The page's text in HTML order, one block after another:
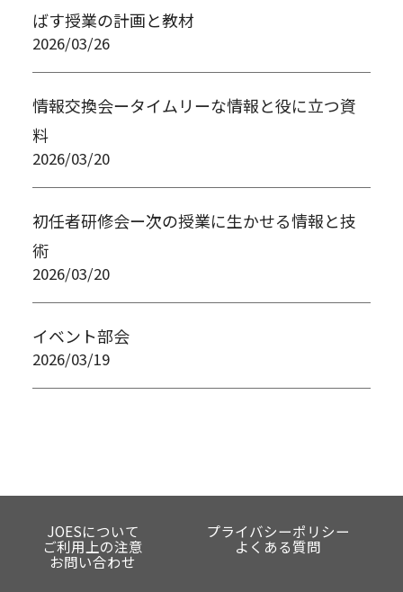
ばす授業の計画と教材
2026/03/26
情報交換会ータイムリーな情報と役に立つ資
料
2026/03/20
初任者研修会ー次の授業に生かせる情報と技
術
2026/03/20
イベント部会
2026/03/19
JOESについて プライバシーポリシー
ご利用上の注意 よくある質問
お問い合わせ